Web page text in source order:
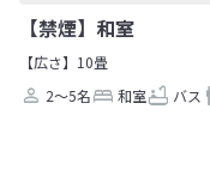
【禁煙】和室
【広さ】10畳
2～5名
和室 バス